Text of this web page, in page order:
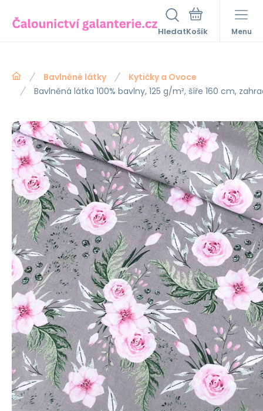
Hledat Menu
Bavlněné látky
Kytičky a Ovoce
Bavlněná látka 100% bavlny, 125 g/m², šíře 160 cm,